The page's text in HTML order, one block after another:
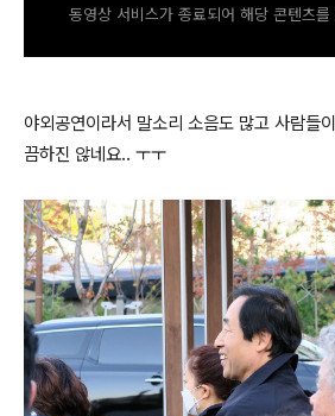
동영상 서비스가 종료되어 해당 콘텐츠
야외공연이라서 말소리 소음도 많고 사람들
끔하진 않네요.. ㅜㅜ